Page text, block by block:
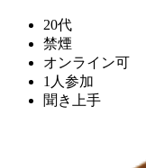
20代
禁煙
オンライン可
1人参加
聞き上手